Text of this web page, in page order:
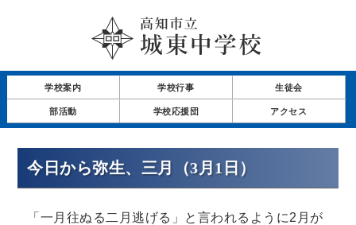
学校案内 学校行事 生徒会
部活動 学校応援団 アクセス
今日から弥生、三月（3月1日）
「一月往ぬる二月逃げる」と言われるように2月が